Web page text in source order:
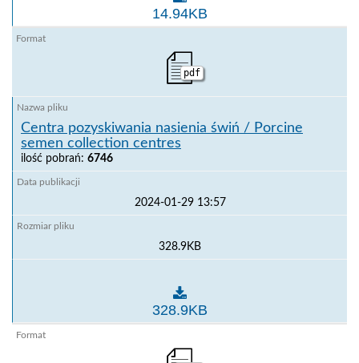
Centra pozyskiwania nasienia owiec i kóz / Ovine
14.94KB
pdf
Centra pozyskiwania nasienia świń / Porcine
semen collection centres
ilość pobrań: 6746
2024-01-29 13:57
328.9KB
Centra pozyskiwania nasienia świń / Porcine
328.9KB